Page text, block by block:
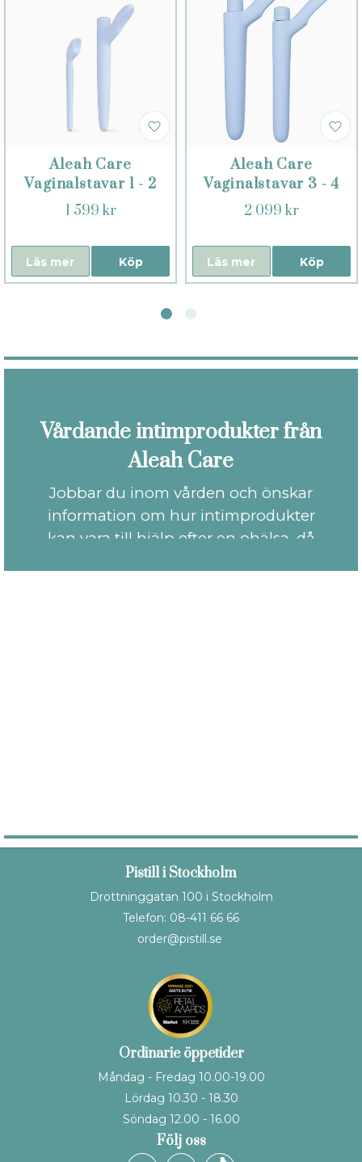
Aleah Care
Vaginalstavar 1 - 2
1 599 kr
Köp
Läs mer
Aleah Care
Vaginalstavar 3 - 4
2 099 kr
Köp
Läs mer
Vårdande intimprodukter från
Aleah Care
Jobbar du inom vården och önskar
information om hur intimprodukter
kan vara till hjälp efter en ohälsa, då
Pistill i Stockholm
Drottninggatan 100 i Stockholm
Telefon: 08-411 66 66
order@pistill.se
Ordinarie öppetider
Måndag - Fredag 10.00-19.00
Lördag 10.30 - 18.30
Söndag 12.00 - 16.00
Följ oss